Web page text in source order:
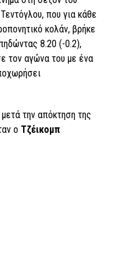
που για κάθε
κολάν, βρήκε
8.20 (-0.2),
τον αγώνα του με ένα
την απόκτηση της
ο Τζέικομπ